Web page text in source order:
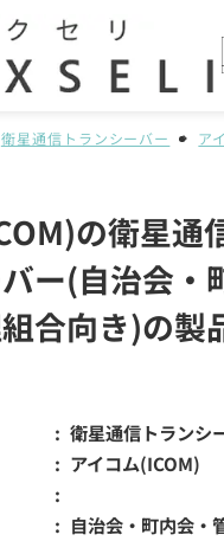
衛星通信トランシーバー ア
の衛星通
ー(自治会・
合向き)の製
衛星通信トランシ
アイコム(ICOM)
自治会・町内会・